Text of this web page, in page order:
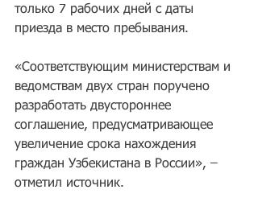
только 7 рабочих дней с даты
приезда в место пребывания.
«Соответствующим министерствам и
ведомствам двух стран поручено
разработать двустороннее
соглашение, предусматривающее
увеличение срока нахождения
граждан Узбекистана в России», –
отметил источник.